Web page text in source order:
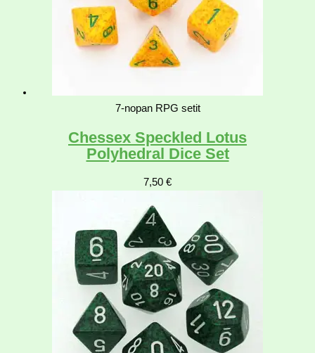
7-nopan RPG setit
Chessex Speckled Lotus
Polyhedral Dice Set
7,50 €